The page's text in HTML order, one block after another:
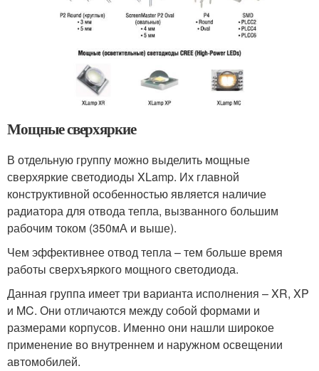
Мощные сверхяркие
В отдельную группу можно выделить мощные
сверхяркие светодиоды XLamp. Их главной
конструктивной особенностью является наличие
радиатора для отвода тепла, вызванного большим
рабочим током (350мА и выше).
Чем эффективнее отвод тепла – тем больше время
работы сверхъяркого мощного светодиода.
Данная группа имеет три варианта исполнения – XR, XP
и MC. Они отличаются между собой формами и
размерами корпусов. Именно они нашли широкое
применение во внутреннем и наружном освещении
автомобилей.